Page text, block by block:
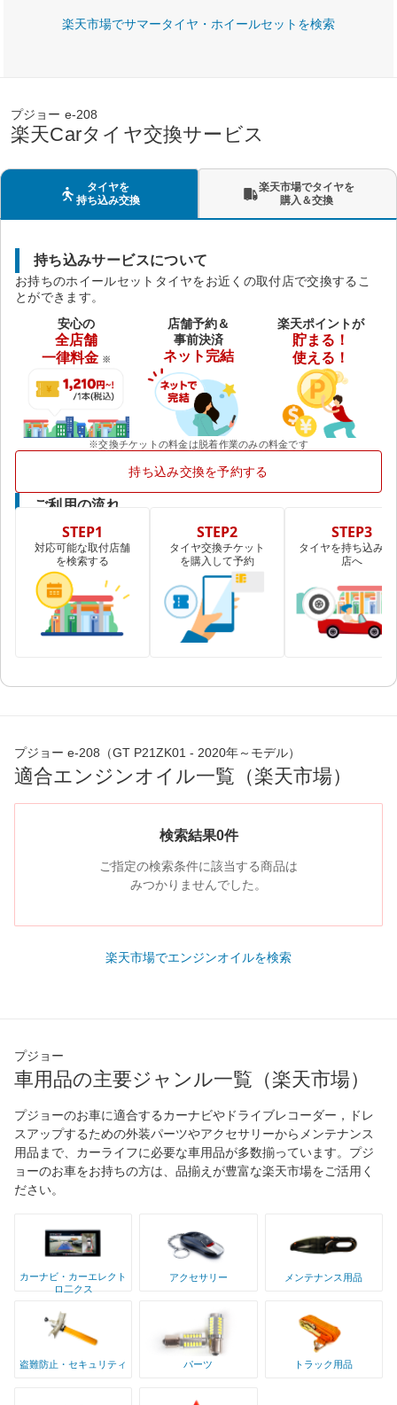
楽天市場でサマータイヤ・ホイールセットを検索
プジョー e-208
楽天Carタイヤ交換サービス
タイヤを
持ち込み交換
楽天市場でタイヤを
購入＆交換
持ち込みサービスについて
お持ちのホイールセットタイヤをお近くの取付店で交換するこ
とができます。
安心の
全店舗
一律料金 ※
店舗予約＆
事前決済
ネット完結
楽天ポイントが
貯まる！
使える！
※交換チケットの料金は脱着作業のみの料金です
持ち込み交換を予約する
ご利用の流れ
STEP1
対応可能な取付店舗
を検索する
STEP2
タイヤ交換チケット
を購入して予約
STEP3
タイヤを持ち込み取
店へ
プジョー e-208（GT P21ZK01 - 2020年～モデル）
適合エンジンオイル一覧（楽天市場）
検索結果0件
ご指定の検索条件に該当する商品は
みつかりませんでした。
楽天市場でエンジンオイルを検索
プジョー
車用品の主要ジャンル一覧（楽天市場）
プジョーのお車に適合するカーナビやドライブレコーダー，ドレ
スアップするための外装パーツやアクセサリーからメンテナンス
用品まで、カーライフに必要な車用品が多数揃っています。プジ
ョーのお車をお持ちの方は、品揃えが豊富な楽天市場をご活用く
ださい。
カーナビ・カーエレクト
ロ二クス
アクセサリー メンテナンス用品
盗難防止・セキュリティ パーツ トラック用品